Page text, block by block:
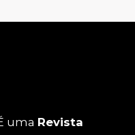
uma Revista